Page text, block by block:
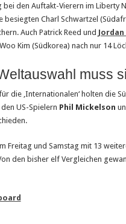
bei den Auftakt-Vierern im Liberty
besiegten Charl Schwartzel
Auch Patrick Reed und
Kim (Südkorea) nach nur 14
muss
die ‚Internationalen‘ holten die
US-Spielern Phil Mickelson
Freitag und Samstag mit 13
den bisher elf Vergleichen